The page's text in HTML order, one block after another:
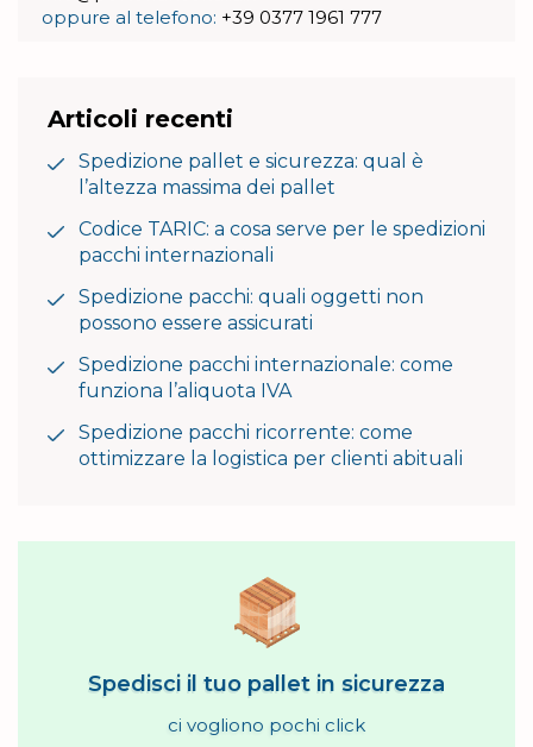
oppure al telefono: +39 0377 1961 777
Articoli recenti
Spedizione pallet e sicurezza: qual è
l’altezza massima dei pallet
Codice TARIC: a cosa serve per le spedizioni
pacchi internazionali
Spedizione pacchi: quali oggetti non
possono essere assicurati
Spedizione pacchi internazionale: come
funziona l’aliquota IVA
Spedizione pacchi ricorrente: come
ottimizzare la logistica per clienti abituali
Spedisci il tuo pallet in sicurezza
ci vogliono pochi click